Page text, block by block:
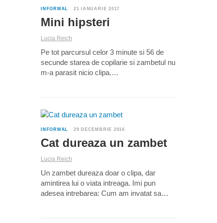
INFORMAL 21 IANUARIE 2017
Mini hipsteri
Lucia Reich
Pe tot parcursul celor 3 minute si 56 de
secunde starea de copilarie si zambetul nu
m-a parasit nicio clipa.…
INFORMAL 29 DECEMBRIE 2016
Cat dureaza un zambet
Lucia Reich
Un zambet dureaza doar o clipa, dar
amintirea lui o viata intreaga. Imi pun
adesea intrebarea: Cum am invatat sa…